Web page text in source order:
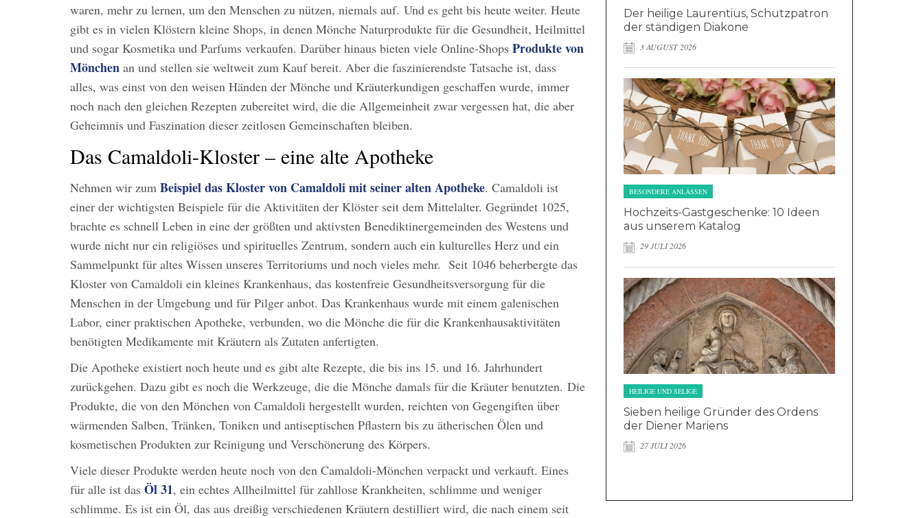
waren, mehr zu lernen, um den Menschen zu nützen, niemals auf. Und es geht bis heute weiter. Heute
gibt es in vielen Klöstern kleine Shops, in denen Mönche Naturprodukte für die Gesundheit, Heilmittel
und sogar Kosmetika und Parfums verkaufen. Darüber hinaus bieten viele Online-Shops Produkte von
Mönchen an und stellen sie weltweit zum Kauf bereit. Aber die faszinierendste Tatsache ist, dass
alles, was einst von den weisen Händen der Mönche und Kräuterkundigen geschaffen wurde, immer
noch nach den gleichen Rezepten zubereitet wird, die die Allgemeinheit zwar vergessen hat, die aber
Geheimnis und Faszination dieser zeitlosen Gemeinschaften bleiben.
Das Camaldoli-Kloster – eine alte Apotheke
Nehmen wir zum Beispiel das Kloster von Camaldoli mit seiner alten Apotheke. Camaldoli ist
einer der wichtigsten Beispiele für die Aktivitäten der Klöster seit dem Mittelalter. Gegründet 1025,
brachte es schnell Leben in eine der größten und aktivsten Benediktinergemeinden des Westens und
wurde nicht nur ein religiöses und spirituelles Zentrum, sondern auch ein kulturelles Herz und ein
Sammelpunkt für altes Wissen unseres Territoriums und noch vieles mehr. Seit 1046 beherbergte das
Kloster von Camaldoli ein kleines Krankenhaus, das kostenfreie Gesundheitsversorgung für die
Menschen in der Umgebung und für Pilger anbot. Das Krankenhaus wurde mit einem galenischen
Labor, einer praktischen Apotheke, verbunden, wo die Mönche die für die Krankenhausaktivitäten
benötigten Medikamente mit Kräutern als Zutaten anfertigten.
Die Apotheke existiert noch heute und es gibt alte Rezepte, die bis ins 15. und 16. Jahrhundert
zurückgehen. Dazu gibt es noch die Werkzeuge, die die Mönche damals für die Kräuter benutzten. Die
Produkte, die von den Mönchen von Camaldoli hergestellt wurden, reichten von Gegengiften über
wärmenden Salben, Tränken, Toniken und antiseptischen Pflastern bis zu ätherischen Ölen und
kosmetischen Produkten zur Reinigung und Verschönerung des Körpers.
Viele dieser Produkte werden heute noch von den Camaldoli-Mönchen verpackt und verkauft. Eines
für alle ist das Öl 31, ein echtes Allheilmittel für zahllose Krankheiten, schlimme und weniger
schlimme. Es ist ein Öl, das aus dreißig verschiedenen Kräutern destilliert wird, die nach einem seit
Der heilige Laurentius, Schutzpatron
der ständigen Diakone
3 AUGUST 2026
BESONDERE ANLÄSSEN
Hochzeits-Gastgeschenke: 10 Ideen
aus unserem Katalog
29 JULI 2026
HEILIGE UND SELIGE
Sieben heilige Gründer des Ordens
der Diener Mariens
27 JULI 2026